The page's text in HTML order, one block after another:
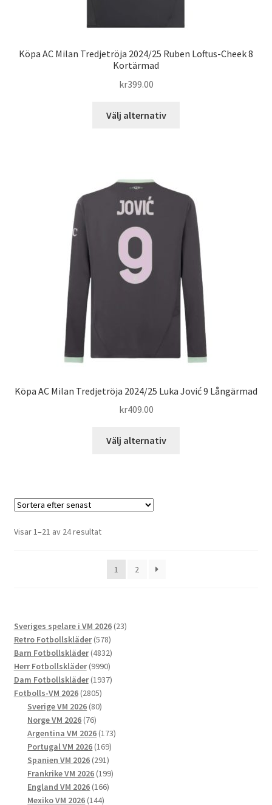
Köpa AC Milan Tredjetröja 2024/25 Ruben Loftus-Cheek 8
Kortärmad
kr399.00
Välj alternativ
De
olika
alternativen
väljas
på
produktsidan
Köpa AC Milan Tredjetröja 2024/25 Luka Jović 9 Långärmad
kr409.00
Välj alternativ
Visar 1–21 av 24 resultatSortera
senaste
1
2
Sveriges spelare i VM 2026 2323
Retro Fotbollskläder 578578
produkter
Barn Fotbollskläder 48324832
produkter
Herr Fotbollskläder 99909990
produkter
Dam Fotbollskläder 19371937
Fotbolls-VM 2026 28052805
produkter
Sverige VM 2026 8080
Norge VM 2026 7676
produkter
Argentina VM 2026 173173
Portugal VM 2026 169169
Spanien VM 2026 291291
produkter
Frankrike VM 2026 199199
England VM 2026 166166
Mexiko VM 2026 144144